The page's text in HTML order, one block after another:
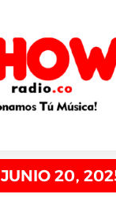
JUNIO 20,